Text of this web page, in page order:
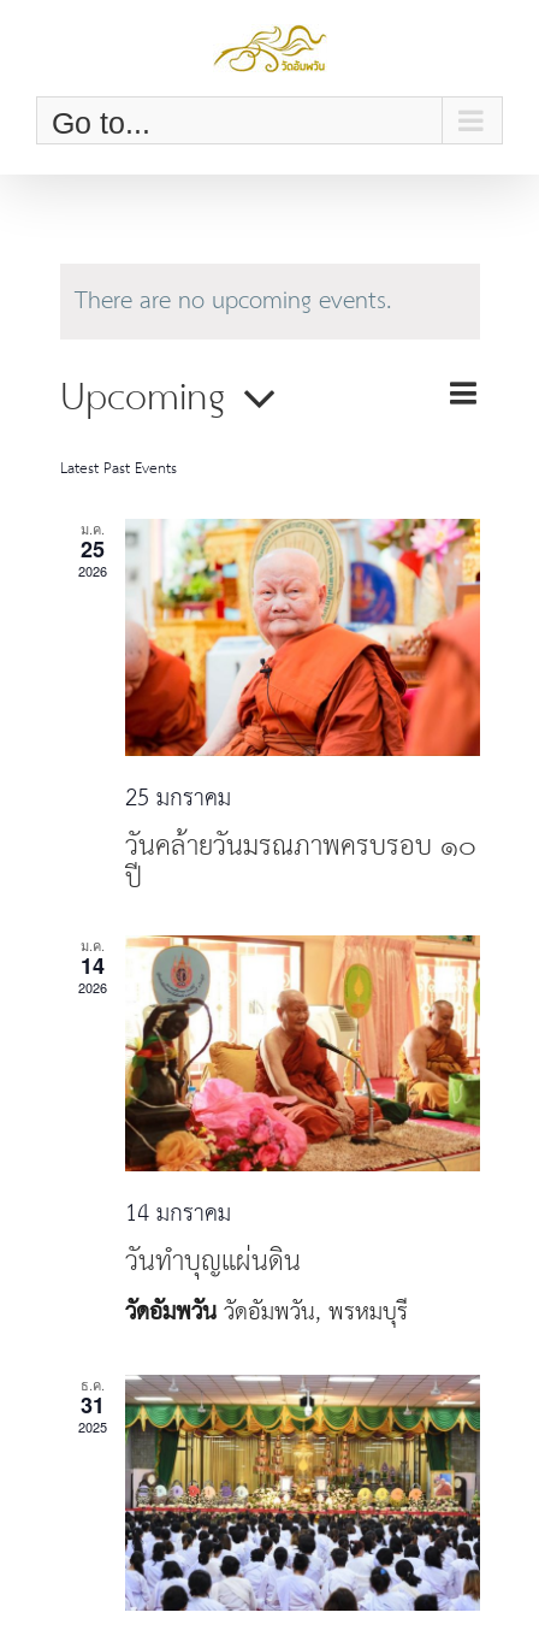
contentGo to...
There are no upcoming events.
Events
and
Views
SearchEvent
List
Upcoming
Select
date.
Latest Past Events
ม.ค.
25
2026
25 มกราคม
วันคล้ายวันมรณภาพครบรอบ ๑๐
ปี
ม.ค.
14
2026
14 มกราคม
วันทำบุญแผ่นดิน
วัดอัมพวันวัดอัมพวัน, พรหมบุรี
ธ.ค.
31
2025